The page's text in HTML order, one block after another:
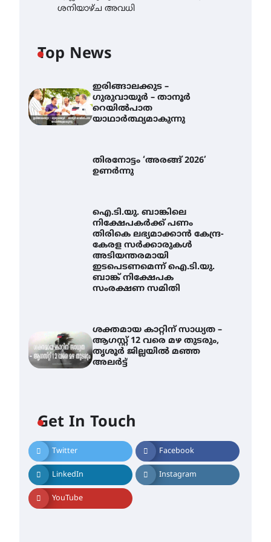
ശനിയാഴ്ച അവധി
Top News
ഇരിങ്ങാലക്കുട –
ഗുരുവായൂർ – താനൂർ
റെയിൽപാത
യാഥാർത്ഥ്യമാകുന്നു
തിരനോട്ടം ‘അരങ്ങ് 2026’
ഉണർന്നു
ഐ.ടി.യു. ബാങ്കിലെ
നിക്ഷേപകർക്ക് പണം
തിരികെ ലഭ്യമാക്കാൻ കേന്ദ്ര-
കേരള സർക്കാരുകൾ
അടിയന്തരമായി
ഇടപെടണമെന്ന് ഐ.ടി.യു.
ബാങ്ക് നിക്ഷേപക
സംരക്ഷണ സമിതി
ശക്തമായ കാറ്റിന് സാധ്യത –
ആഗസ്റ്റ് 12 വരെ മഴ തുടരും,
തൃശൂർ ജില്ലയിൽ മഞ്ഞ
അലർട്ട്
Get In Touch
Twitter Facebook
LinkedIn Instagram
YouTube
തിരനോട്ടം ‘അരങ്ങ് 2026’
ഉണർന്നു
August 8, 2026
ഐ.ടി.യു. ബാങ്കിലെ
നിക്ഷേപകർക്ക് പണം